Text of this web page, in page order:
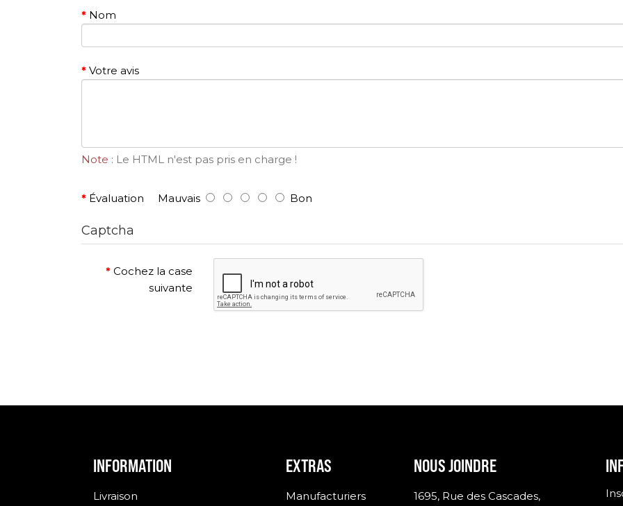
Nom
Votre avis
Note : Le HTML n'est pas pris en charge !
Évaluation Mauvais Bon
Captcha
Cochez la case
suivante
INFORMATION
Livraison
EXTRAS
Manufacturiers
NOUS JOINDRE
1695, Rue des Cascades,